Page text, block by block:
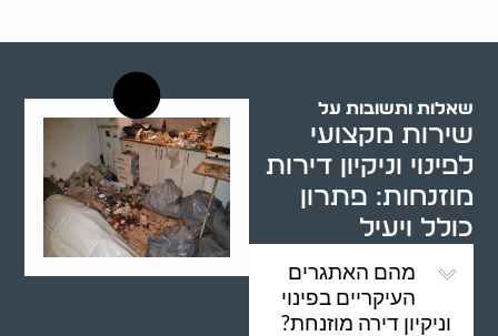
שאלות ותשובות על
שירות מקצועי
לפינוי וניקיון דירות
מוזנחות: פתרון
כולל ויעיל
מהם האתגרים
העיקריים בפינוי
וניקיון דירה מוזנחת?